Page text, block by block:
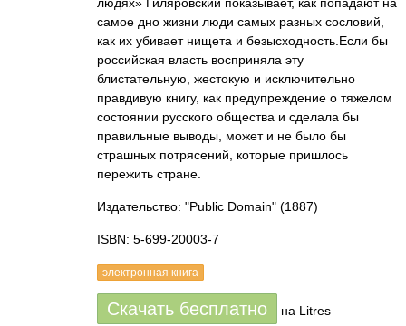
самое дно жизни люди самых разных сословий,
как их убивает нищета и безысходность.Если бы
российская власть восприняла эту
блистательную, жестокую и исключительно
правдивую книгу, как предупреждение о тяжелом
состоянии русского общества и сделала бы
правильные выводы, может и не было бы
страшных потрясений, которые пришлось
пережить стране.
Издательство: "Public Domain" (1887)
ISBN: 5-699-20003-7
электронная книга
Скачать бесплатно на Litres